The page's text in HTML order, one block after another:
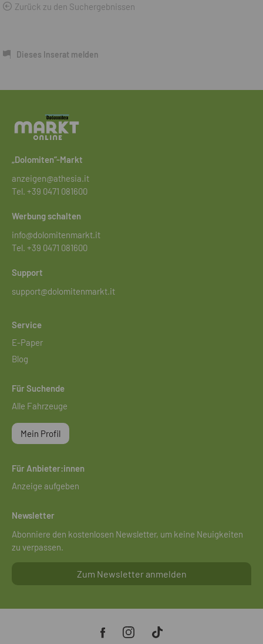
Zurück zu den Suchergebnissen
Dieses Inserat melden
„Dolomiten“-Markt
anzeigen@athesia.it
Tel. +39 0471 081600
Werbung schalten
info@dolomitenmarkt.it
Tel. +39 0471 081600
Support
support@dolomitenmarkt.it
Service
E-Paper
Blog
Für Suchende
Alle Fahrzeuge
Mein Profil
Für Anbieter:innen
Anzeige aufgeben
Newsletter
Abonniere den kostenlosen Newsletter, um keine Neuigkeiten
zu verpassen.
Zum Newsletter anmelden